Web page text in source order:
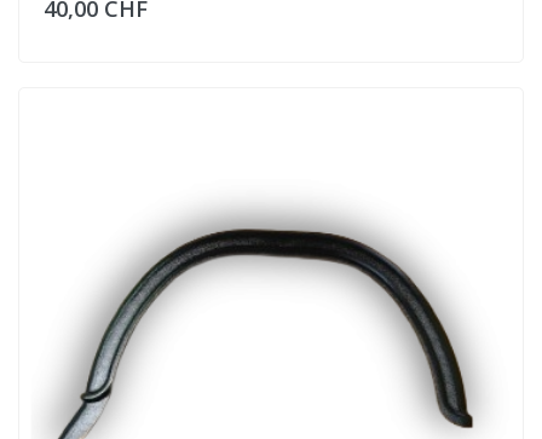
40,00 CHF